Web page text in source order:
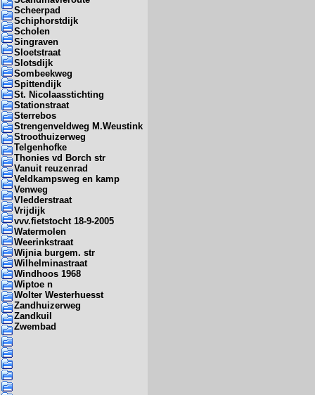
Scheerpad
Schiphorstdijk
Scholen
Singraven
Sloetstraat
Slotsdijk
Sombeekweg
Spittendijk
St. Nicolaasstichting
Stationstraat
Sterrebos
Strengenveldweg M.Weustink
Stroothuizerweg
Telgenhofke
Thonies vd Borch str
Vanuit reuzenrad
Veldkampsweg en kamp
Venweg
Vledderstraat
Vrijdijk
vvv.fietstocht 18-9-2005
Watermolen
Weerinkstraat
Wijnia burgem. str
Wilhelminastraat
Windhoos 1968
Wiptoe n
Wolter Westerhuesst
Zandhuizerweg
Zandkuil
Zwembad